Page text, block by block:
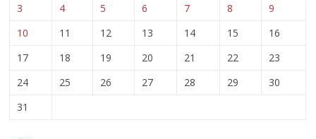
3
4 5 6 7 8
9
10
11 12 13 14 15
16
17
18 19 20 21 22
23
24
25 26 27 28 29
30
31